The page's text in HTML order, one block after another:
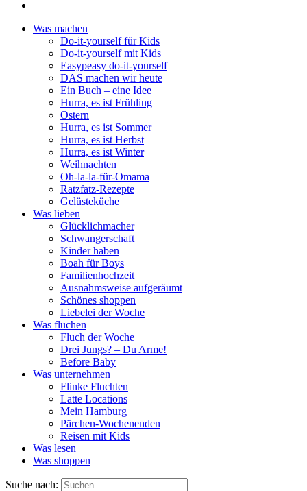
Was machen
Do-it-yourself für Kids
Do-it-yourself mit Kids
Easypeasy do-it-yourself
DAS machen wir heute
Ein Buch – eine Idee
Hurra, es ist Frühling
Ostern
Hurra, es ist Sommer
Hurra, es ist Herbst
Hurra, es ist Winter
Weihnachten
Oh-la-la-für-Omama
Ratzfatz-Rezepte
Gelüsteküche
Was lieben
Glücklichmacher
Schwangerschaft
Kinder haben
Boah für Boys
Familienhochzeit
Ausnahmsweise aufgeräumt
Schönes shoppen
Liebelei der Woche
Was fluchen
Fluch der Woche
Drei Jungs? – Du Arme!
Before Baby
Was unternehmen
Flinke Fluchten
Latte Locations
Mein Hamburg
Pärchen-Wochenenden
Reisen mit Kids
Was lesen
Was shoppen
Suche nach: